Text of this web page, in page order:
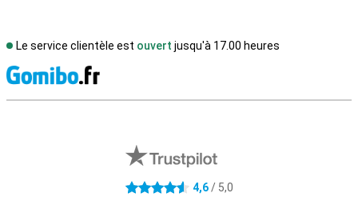
Le service clientèle est ouvert jusqu'à 17.00 heures
4.6 étoiles 4,6/ 5,0